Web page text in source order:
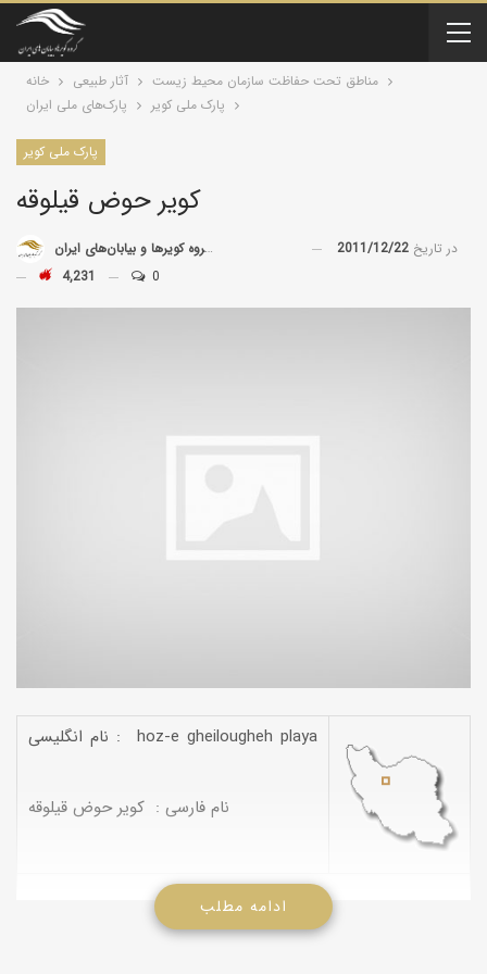
خانه آثار طبیعی
مناطق تحت حفاظت سازمان محیط زیست
پارک‌های ملی ایران
پارک ملی کویر
پارک ملی کویر
کویر حوض قیلوقه
توسط گروه کویرها و بیابان‌های ایران در تاریخ 2011/12/22
4,231
0
نام انگلیسی : hoz-e gheilougheh playa
کویر حوض قیلوقه در قسمت شرقی دریاچه نمک آران و بیدگل قرار
ادامه مطلب